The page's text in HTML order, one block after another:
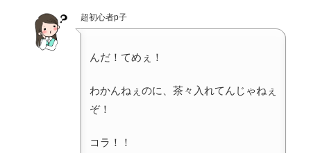
超初心者p子
んだ！てめぇ！
わかんねぇのに、茶々入れてんじゃねぇ
ぞ！
コラ！！